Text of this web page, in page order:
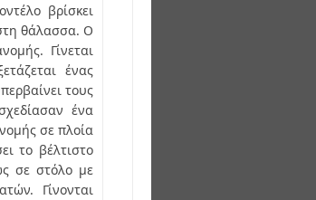
βρίσκει
θάλασσα. Ο
Γίνεται
ένας
τους
ένα
σε πλοία
το βέλτιστο
σε στόλο με
Γίνονται